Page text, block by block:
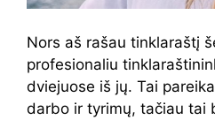
Nors aš rašau tinklaraštį
profesionaliu
dviejuose iš jų. Tai
darbo ir tyrimų, tačiau tai